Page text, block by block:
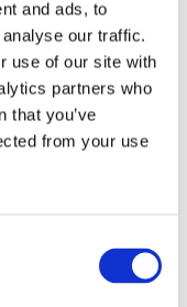
and ads, to
our traffic.
use of our site with
partners who
that you’ve
from your use
patirtį turinti
aukščiausios
pagrįstus
Kartu su
Test“ ID
puslapyje,